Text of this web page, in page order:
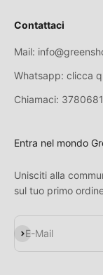
Contattaci
Mail:
Whatsapp: clicca
Chiamaci:
Entra nel mondo
Unisciti alla
sul tuo primo
E-Mail
Abonnieren